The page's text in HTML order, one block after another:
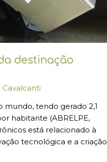
destinação
Cavalcanti
mundo, tendo gerado 2,1
habitante (ABRELPE,
está relacionado à
tecnológica e a criação